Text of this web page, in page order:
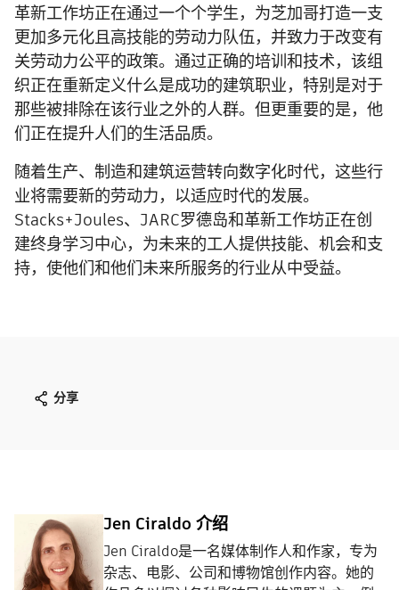
革新工作坊正在通过一个个学生，为芝加哥打造一支
更加多元化且高技能的劳动力队伍，并致力于改变有
关劳动力公平的政策。通过正确的培训和技术，该组
织正在重新定义什么是成功的建筑职业，特别是对于
那些被排除在该行业之外的人群。但更重要的是，他
们正在提升人们的生活品质。
随着生产、制造和建筑运营转向数字化时代，这些行
业将需要新的劳动力，以适应时代的发展。
Stacks+Joules、JARC罗德岛和革新工作坊正在创
建终身学习中心，为未来的工人提供技能、机会和支
持，使他们和他们未来所服务的行业从中受益。
分享
Jen Ciraldo 介绍
Jen Ciraldo是一名媒体制作人和作家，专为
杂志、电影、公司和博物馆创作内容。她的